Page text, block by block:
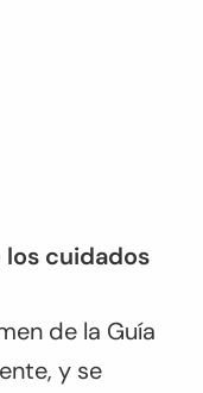
cuidados
de la Guía
y se